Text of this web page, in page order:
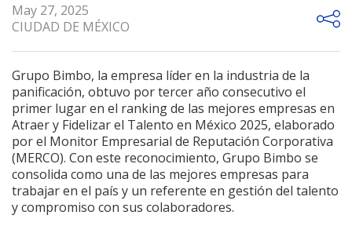
May 27, 2025
CIUDAD DE MÉXICO
Grupo Bimbo, la empresa líder en la industria de la
panificación, obtuvo por tercer año consecutivo el
primer lugar en el ranking de las mejores empresas en
Atraer y Fidelizar el Talento en México 2025, elaborado
por el Monitor Empresarial de Reputación Corporativa
(MERCO). Con este reconocimiento, Grupo Bimbo se
consolida como una de las mejores empresas para
trabajar en el país y un referente en gestión del talento
y compromiso con sus colaboradores.